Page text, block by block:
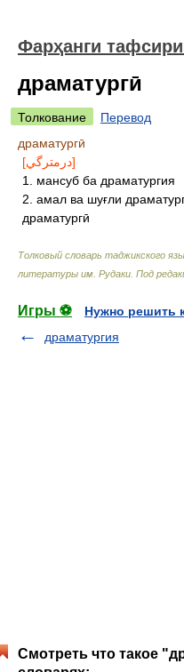
Фарҳанги
драматургӣ
Толкование
Перевод
драматургӣ
[درمترگي]
1. мансуб ба драматургия
2. амал ва шуғли
драматургӣ
Толковый словарь таджикского
литературы им. Рудаки Под
Игры ⚽
Нужно решить
драматургия
Смотреть что такое